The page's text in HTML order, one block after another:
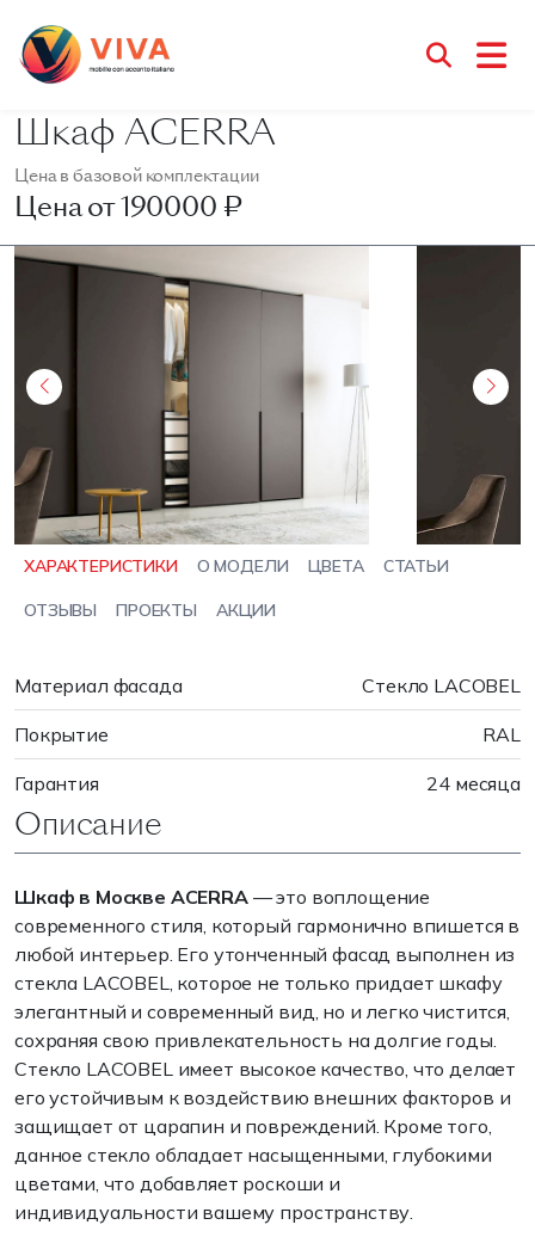
Шкаф ACERRA
Цена в базовой комплектации
Цена от190000 ₽
ХАРАКТЕРИСТИКИ О МОДЕЛИ ЦВЕТА СТАТЬИ
ОТЗЫВЫ ПРОЕКТЫ АКЦИИ
Материал фасада Стекло LACOBEL
Покрытие RAL
Гарантия 24 месяца
Описание
Шкаф в Москве ACERRA— это воплощение
современного стиля, который гармонично впишется в
любой интерьер. Его утонченный фасад выполнен из
стекла LACOBEL, которое не только придает шкафу
элегантный и современный вид, но и легко чистится,
сохраняя свою привлекательность на долгие годы.
Стекло LACOBEL имеет высокое качество, что делает
его устойчивым к воздействию внешних факторов и
защищает от царапин и повреждений. Кроме того,
данное стекло обладает насыщенными, глубокими
цветами, что добавляет роскоши и
индивидуальности вашему пространству.